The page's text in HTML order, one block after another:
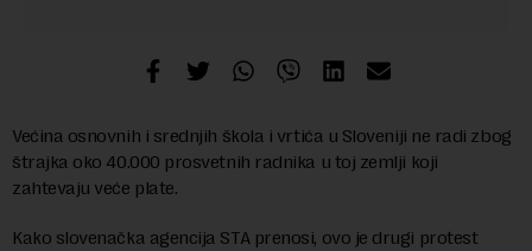
Većina osnovnih i srednjih škola i vrtića u Sloveniji ne radi zbog
štrajka oko 40.000 prosvetnih radnika u toj zemlji koji
zahtevaju veće plate.
Kako slovenačka agencija STA prenosi, ovo je drugi protest